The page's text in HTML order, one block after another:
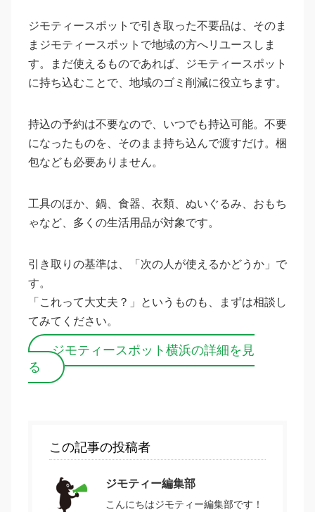
ジモティースポットで引き取った不要品は、そのま
まジモティースポットで地域の方へリユースしま
す。まだ使えるものであれば、ジモティースポット
に持ち込むことで、地域のゴミ削減に役立ちます。
持込の予約は不要なので、いつでも持込可能。不要
になったものを、そのまま持ち込んで渡すだけ。梱
包なども必要ありません。
工具のほか、鍋、食器、衣類、ぬいぐるみ、おもち
ゃなど、多くの生活用品が対象です。
引き取りの基準は、「次の人が使えるかどうか」で
す。
「これって大丈夫？」というものも、まずは相談し
てみてください。
ジモティースポット横浜の詳細を見
る
この記事の投稿者
ジモティー編集部
こんにちはジモティー編集部です！